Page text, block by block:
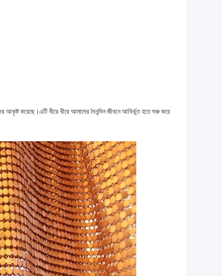
করেছে।এটি ধীরে ধীরে আমাদের দৈনন্দিন জীবনে আবির্ভূত হতে শুরু করে